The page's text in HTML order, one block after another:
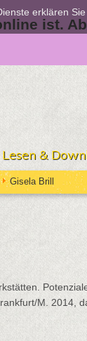
ist.
Lesen &
Gisela Brill
M. 2014,
erklären